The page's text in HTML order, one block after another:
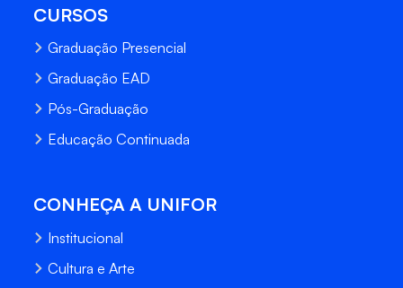
CURSOS
Graduação Presencial
Graduação EAD
Pós-Graduação
Educação Continuada
CONHEÇA A UNIFOR
Institucional
Cultura e Arte